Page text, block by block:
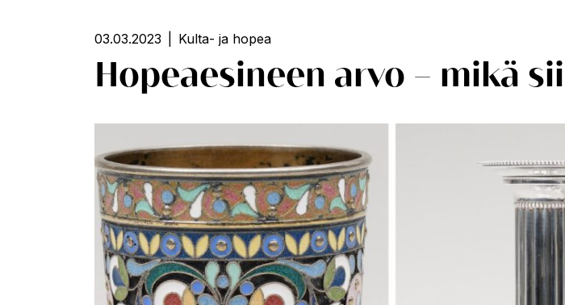
03.03.2023 Kulta- ja hopea
Hopeaesineen arvo – mikä